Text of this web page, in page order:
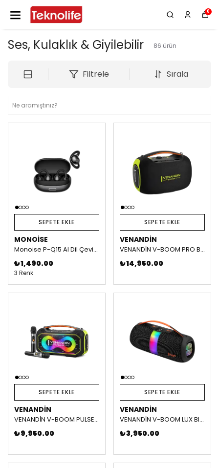
0
Ses, Kulaklık & Giyilebilir 86 ürün
Filtrele Sırala
SEPETE EKLE
MONOISE
Monoise P-Q15 AI Dil Çeviri Ve Müzik Kulaklığı
₺ 1,490.00
3 Renk
SEPETE EKLE
VENANDIN
VENANDİN V-BOOM PRO Bluetooth Hoparlör
₺ 14,950.00
SEPETE EKLE
VENANDIN
VENANDİN V-BOOM PULSE Bluetooth Hoparlör
₺ 9,950.00
SEPETE EKLE
VENANDIN
VENANDİN V-BOOM LUX Bluetooth Hoparlör
₺ 3,950.00